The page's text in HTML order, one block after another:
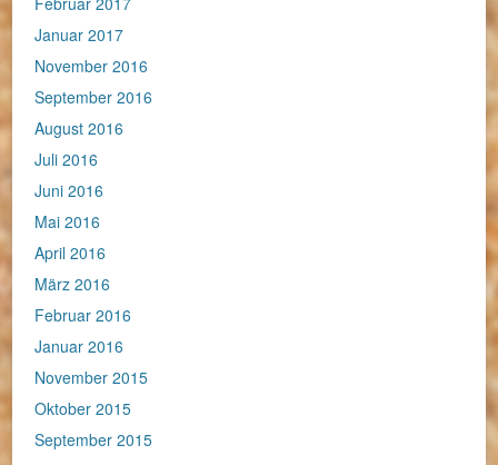
Januar 2017
November 2016
September 2016
August 2016
Juli 2016
Juni 2016
Mai 2016
April 2016
März 2016
Februar 2016
Januar 2016
November 2015
Oktober 2015
September 2015